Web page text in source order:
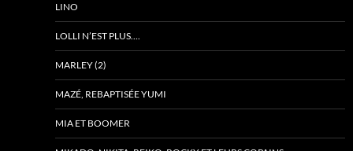
LINO
LOLLI N’EST PLUS….
MARLEY (2)
MAZÉ, REBAPTISÉE YUMI
MIA ET BOOMER